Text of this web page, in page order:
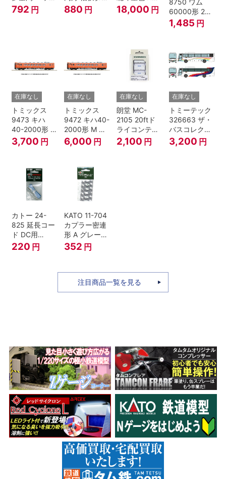
マーク 4種各1
792 円
プ・電球色 1
本 鉄道模型
880 円
ゲージ
18,000 円
60000形 2両
セット Nゲー
ジ
1,485 円
在庫なし
トミックス
9473 キハ
40-2000形 T
Nゲージ
3,700 円
在庫なし
トミックス
9472 キハ40-
2000形 M N
ゲージ
6,000 円
在庫なし
朗堂 MC-
2105 20ftド
ライコンテナ
タイプ
TRANCY
2,100 円
在庫なし
トミーテック
326663 ザ・
バスコレクシ
ョン 西日本鉄
道・九州産交
3,200 円
カトー 24-
825 延長コー
ド DC用
(90cm）
220 円
KATO 11-704
カプラー密連
形 A グレー
(20個入) (ア
ーノルドカプ
352 円
注目商品一覧を見る